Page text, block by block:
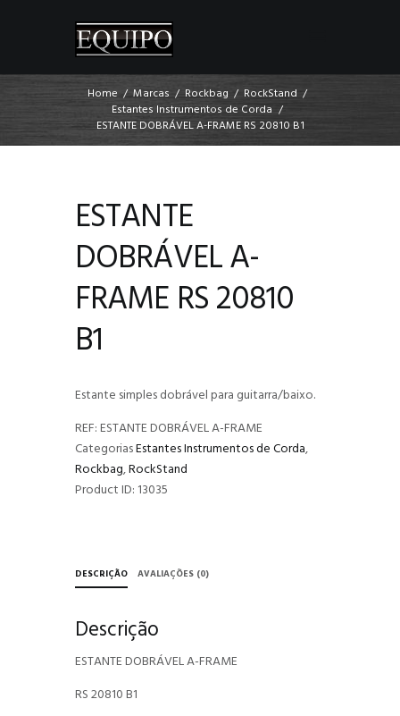
Home Marcas Rockbag
RockStand
Estantes Instrumentos de Corda
ESTANTE DOBRÁVEL A-FRAME RS 20810 B1
ESTANTE
DOBRÁVEL A-
FRAME RS 20810
B1
Estante simples dobrável para guitarra/baixo.
REF:ESTANTE DOBRÁVEL A-FRAME
CategoriasEstantes Instrumentos de Corda,
Rockbag,RockStand
Product ID: 13035
DESCRIÇÃO AVALIAÇÕES (0)
Descrição
ESTANTE DOBRÁVEL A-FRAME
RS 20810 B1